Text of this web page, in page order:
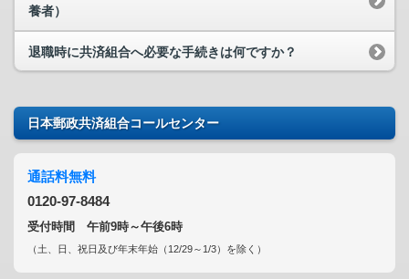
養者）
退職時に共済組合へ必要な手続きは何ですか？
日本郵政共済組合コールセンター
通話料無料
0120-97-8484
受付時間 午前9時～午後6時
（土、日、祝日及び年末年始（12/29～1/3）を除く）